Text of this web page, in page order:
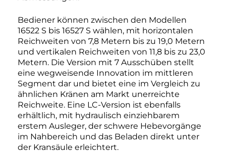
Bediener können zwischen den Modellen
16522 S bis 16527 S wählen, mit horizontalen
Reichweiten von 7,8 Metern bis zu 19,0 Metern
und vertikalen Reichweiten von 11,8 bis zu 23,0
Metern. Die Version mit 7 Ausschüben stellt
eine wegweisende Innovation im mittleren
Segment dar und bietet eine im Vergleich zu
ähnlichen Kränen am Markt unerreichte
Reichweite. Eine LC-Version ist ebenfalls
erhältlich, mit hydraulisch einziehbarem
erstem Ausleger, der schwere Hebevorgänge
im Nahbereich und das Beladen direkt unter
der Kransäule erleichtert.